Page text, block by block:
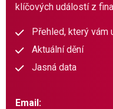
klíčových událostí z
Přehled, který vám
Aktuální dění
Jasná data
Email: